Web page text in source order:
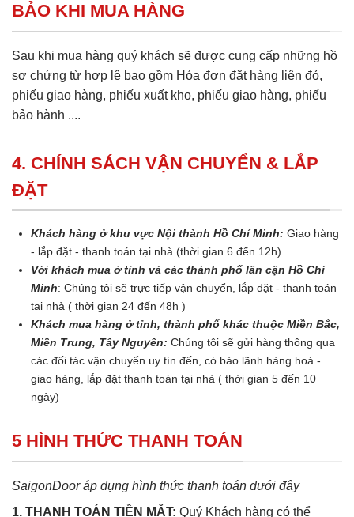
BẢO KHI MUA HÀNG
Sau khi mua hàng quý khách sẽ được cung cấp những hồ
sơ chứng từ hợp lệ bao gồm Hóa đơn đặt hàng liên đỏ,
phiếu giao hàng, phiếu xuất kho, phiếu giao hàng, phiếu
bảo hành ....
4. CHÍNH SÁCH VẬN CHUYỂN & LẮP
ĐẶT
Khách hàng ở khu vực Nội thành Hồ Chí Minh: Giao hàng
- lắp đặt - thanh toán tại nhà (thời gian 6 đến 12h)
Với khách mua ở tỉnh và các thành phố lân cận Hồ Chí
Minh: Chúng tôi sẽ trực tiếp vận chuyển, lắp đặt - thanh toán
tại nhà ( thời gian 24 đến 48h )
Khách mua hàng ở tỉnh, thành phố khác thuộc Miền Bắc,
Miền Trung, Tây Nguyên: Chúng tôi sẽ gửi hàng thông qua
các đối tác vận chuyển uy tín đến, có bảo lãnh hàng hoá -
giao hàng, lắp đặt thanh toán tại nhà ( thời gian 5 đến 10
ngày)
5 HÌNH THỨC THANH TOÁN
SaigonDoor áp dụng hình thức thanh toán dưới đây
1. THANH TOÁN TIỀN MẶT: Quý Khách hàng có thể